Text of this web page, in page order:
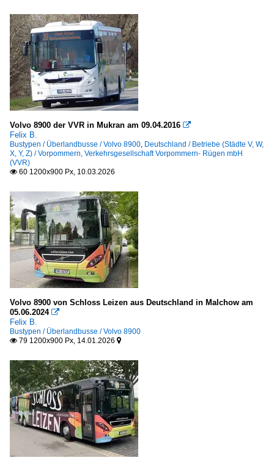
Volvo 8900 der VVR in Mukran am 09.04.2016 
Felix B.
Bustypen / Überlandbusse / Volvo 8900, Deutschland / Betriebe (Städte V, W,
X, Y, Z) / Vorpommern, Verkehrsgesellschaft Vorpommern- Rügen mbH
(VVR)
 60 1200x900 Px, 10.03.2026
Volvo 8900 von Schloss Leizen aus Deutschland in Malchow am
05.06.2024 
Felix B.
Bustypen / Überlandbusse / Volvo 8900
 79 1200x900 Px, 14.01.2026 